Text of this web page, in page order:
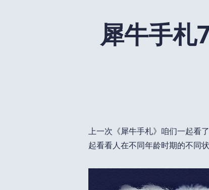
犀牛手札
上一次《犀牛手札》咱们一起看
起看看人在不同年龄时期的不同状